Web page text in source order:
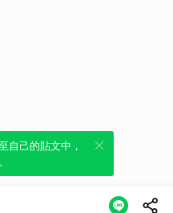
過發布貼
自己的貼文中，